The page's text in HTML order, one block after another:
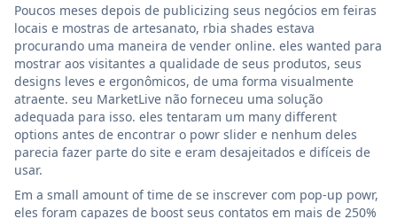
Poucos meses depois de publicizing seus negócios em feiras
locais e mostras de artesanato, rbia shades estava
procurando uma maneira de vender online. eles wanted para
mostrar aos visitantes a qualidade de seus produtos, seus
designs leves e ergonômicos, de uma forma visualmente
atraente. seu MarketLive não forneceu uma solução
adequada para isso. eles tentaram um many different
options antes de encontrar o powr slider e nenhum deles
parecia fazer parte do site e eram desajeitados e difíceis de
usar.
Em a small amount of time de se inscrever com pop-up powr,
eles foram capazes de boost seus contatos em mais de 250%